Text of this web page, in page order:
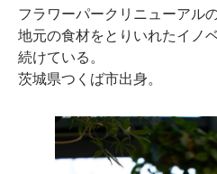
フラワーパークリニューアル
地元の食材をとりいれたイノ
続けている。
茨城県つくば市出身。